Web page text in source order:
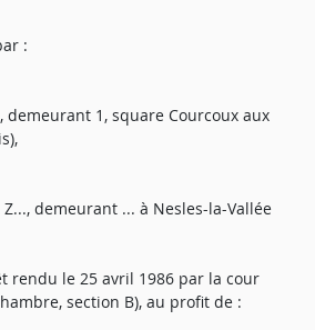
:
demeurant 1, square Courcoux aux
demeurant ... à Nesles-la-Vallée
rendu le 25 avril 1986 par la cour
section B), au profit de :